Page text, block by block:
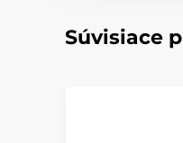
Súvisiace